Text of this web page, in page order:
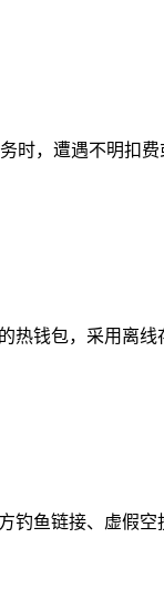
时，遭遇不明扣
热钱包，采用离
钓鱼链接、虚假